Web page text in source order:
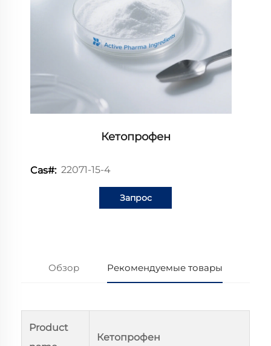
Кетопрофен
Cas#: 22071-15-4
Запрос
Обзор Рекомендуемые товары
Product
Кетопрофен